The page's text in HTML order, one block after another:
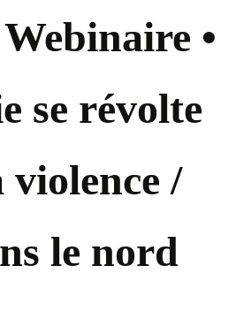
•
se révolte
violence /
le nord